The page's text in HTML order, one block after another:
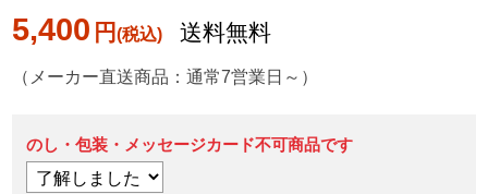
5,400 円 送料無料
（メーカー直送商品：通常7営業日～）
のし・包装・メッセージカード不可商品です